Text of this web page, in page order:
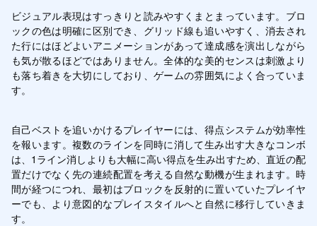
ビジュアル表現はすっきりと読みやすくまとまっています。ブロ
ックの色は明確に区別でき、グリッド線も追いやすく、消去され
た行にはほどよいアニメーションがあって達成感を演出しながら
も気が散るほどではありません。全体的な美的センスは刺激より
も落ち着きを大切にしており、ゲームの雰囲気によく合っていま
す。
自己ベストを追いかけるプレイヤーには、得点システムが効率性
を報います。複数のラインを同時に消して生み出す大きなコンボ
は、1ライン消しよりも大幅に高い得点を生み出すため、直近の配
置だけでなく先の連続配置を考える自然な動機が生まれます。時
間が経つにつれ、最初はブロックを反射的に置いていたプレイヤ
ーでも、より意図的なプレイスタイルへと自然に移行していきま
す。